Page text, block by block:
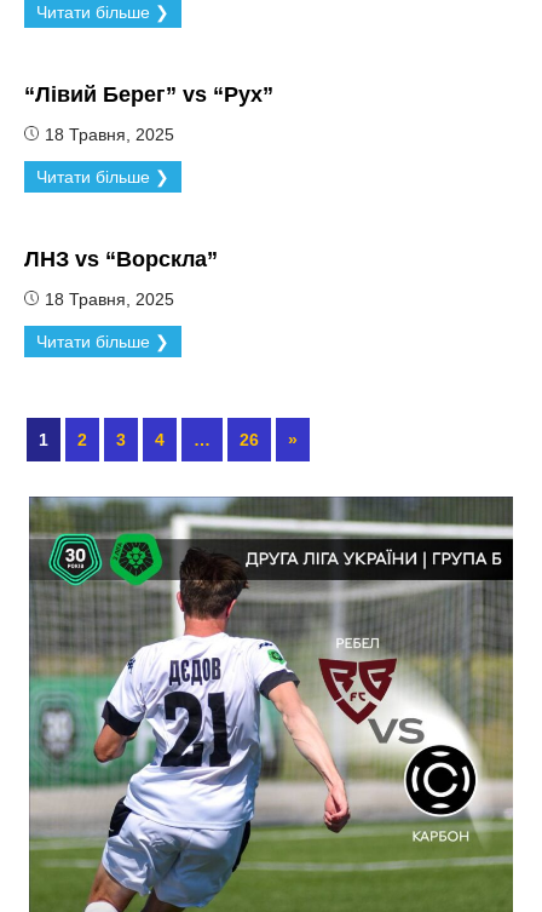
Читати більше ❯
“Лівий Берег” vs “Рух”
18 Травня, 2025
Читати більше ❯
ЛНЗ vs “Ворскла”
18 Травня, 2025
Читати більше ❯
1 2 3 4 … 26 »